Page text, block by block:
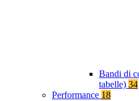
Bandi di
tabelle) 34
Performance 18